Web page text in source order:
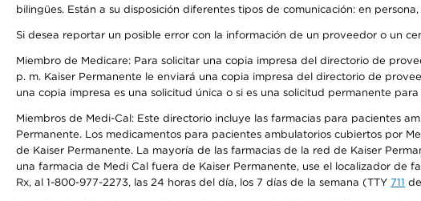
bilingües. Están a su disposición diferentes tipos de comunicación: en
Si desea reportar un posible error con la información de un proveedor o un
Miembro de Medicare: Para solicitar una copia impresa del directorio de
p. m. Kaiser Permanente le enviará una copia impresa del directorio de
una copia impresa es una solicitud única o si es una solicitud permanente
Miembros de Medi-Cal: Este directorio incluye las farmacias para pacientes
Permanente. Los medicamentos para pacientes ambulatorios cubiertos por
de Kaiser Permanente. La mayoría de las farmacias de la red de Kaiser
una farmacia de Medi Cal fuera de Kaiser Permanente, use el localizador de
Rx, al 1-800-977-2273, las 24 horas del día, los 7 días de la semana (TTY 711